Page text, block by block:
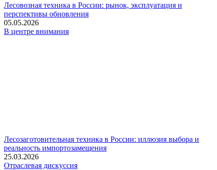
Лесовозная техника в России: рынок, эксплуатация и
перспективы обновления
05.05.2026
В центре внимания
Лесозаготовительная техника в России: иллюзия выбора и
реальность импортозамещения
25.03.2026
Отраслевая дискуссия